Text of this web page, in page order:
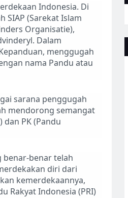
Indonesia. Di
SIAP (Sarekat Islam
Organisatie),
Dalam
menggugah
nama Pandu atau
sarana penggugah
mendorong semangat
PK (Pandu
benar-benar telah
diri dari
kemerdekaannya,
Rakyat Indonesia (PRI)